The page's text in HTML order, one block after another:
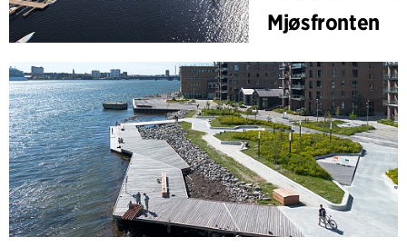
Mjøsfronten